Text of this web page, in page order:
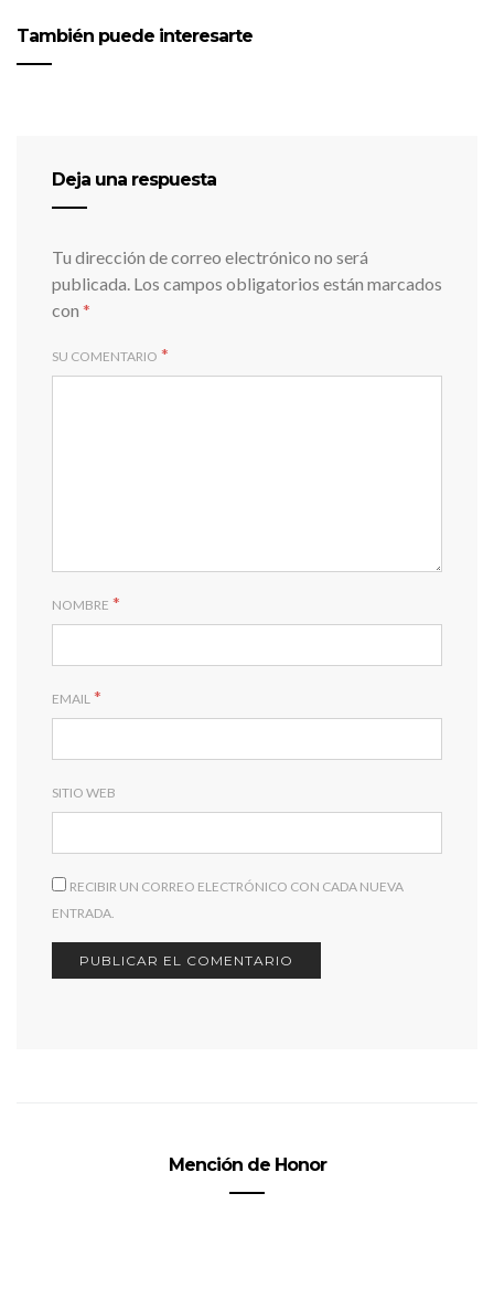
También puede interesarte
Deja una respuesta
Tu dirección de correo electrónico no será
publicada. Los campos obligatorios están marcados
con *
SU COMENTARIO *
NOMBRE *
EMAIL *
SITIO WEB
RECIBIR UN CORREO ELECTRÓNICO CON CADA NUEVA
ENTRADA.
Mención de Honor